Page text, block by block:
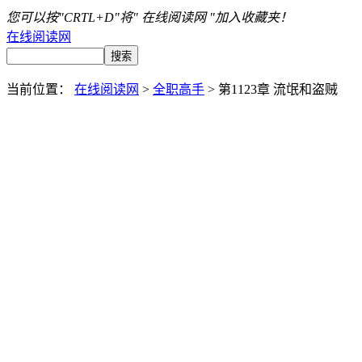
您可以按"CRTL+D"将" 在线阅读网 "加入收藏夹！
在线阅读网
当前位置： 在线阅读网 > 全职高手 > 第1123章 流氓和盗贼